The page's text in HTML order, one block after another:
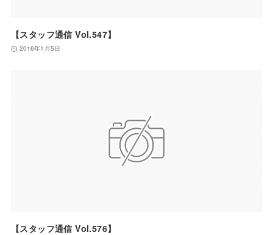
【スタッフ通信 Vol.547】
2016年1月5日
【スタッフ通信 Vol.576】